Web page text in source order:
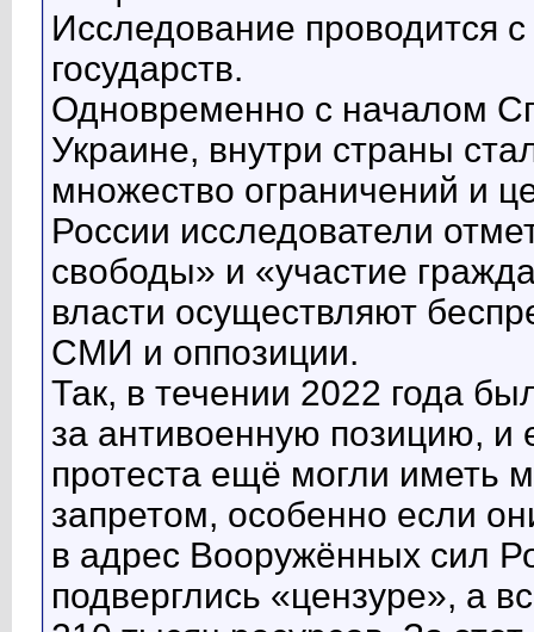
Исследование проводится
государств.
Одновременно с началом
Украине, внутри страны
множество ограничений и
России исследователи
свободы» и «участие
власти осуществляют
СМИ и оппозиции.
Так, в течении 2022 года
за антивоенную позицию,
протеста ещё могли иметь
запретом, особенно если
в адрес Вооружённых сил
подверглись «цензуре», а